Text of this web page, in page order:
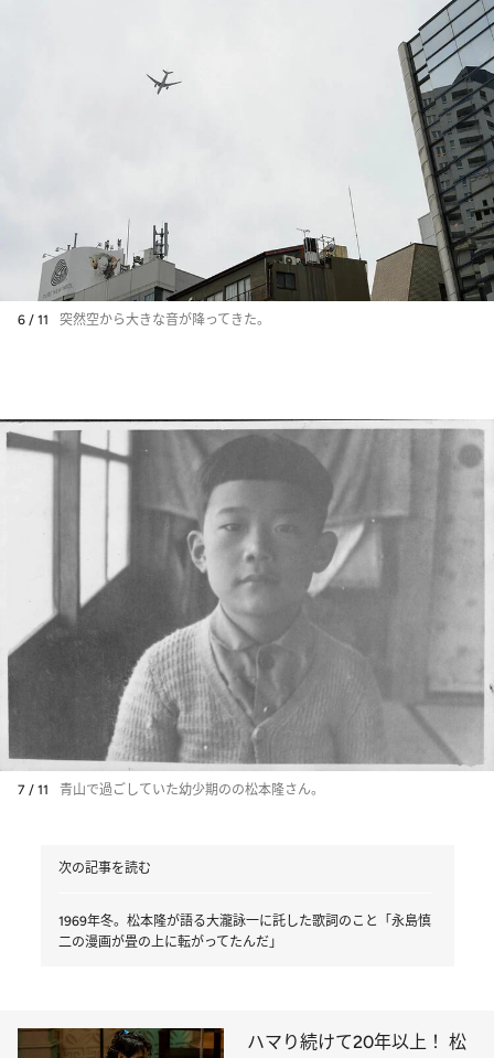
6 / 11 突然空から大きな音が降ってきた。
7 / 11 青山で過ごしていた幼少期のの松本隆さん。
次の記事を読む
1969年冬。松本隆が語る大瀧詠一に託した歌詞のこと「永島慎
二の漫画が畳の上に転がってたんだ」
ハマり続けて20年以上！ 松